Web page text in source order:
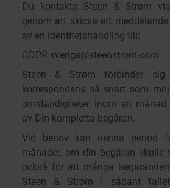
Du kontakta Steen & Strøm
genom att skicka ett
av en identitetshandling till:
GDPR.sverige@steenstrom.com
Steen & Strøm förbinder
korrespondens så snart som
omständigheter inom en
av Din kompletta begäran.
Vid behov kan denna period
månader, om din begäran skulle
också för att många
Steen & Strøm I sådant